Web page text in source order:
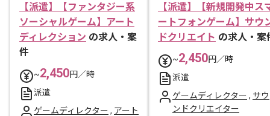
【派遣】【ファンタジー系
ソーシャルゲーム】アート
ディレクション の求人・案
件
~2,450円／時
派遣
ゲームディレクター , アート
【派遣】【新規開発中ス
ートフォンゲーム】サウ
ドクリエイト の求人・案
~2,450円／時
派遣
ゲームディレクター , サウ
ンドクリエイター